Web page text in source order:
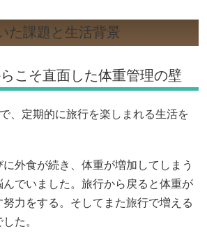
た課題と生活背景
こそ直面した体重管理の壁
、定期的に旅行を楽しまれる生活を
外食が続き、体重が増加してしまう
んでいました。旅行から戻ると体重が
努力をする。そしてまた旅行で増える
た。